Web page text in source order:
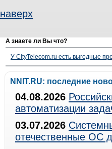
наверх
А знаете ли Вы что?
У CityTelecom.ru есть выгодные
NNIT.RU: последние
04.08.2026
автоматизации
03.07.2026
отечественные ОС